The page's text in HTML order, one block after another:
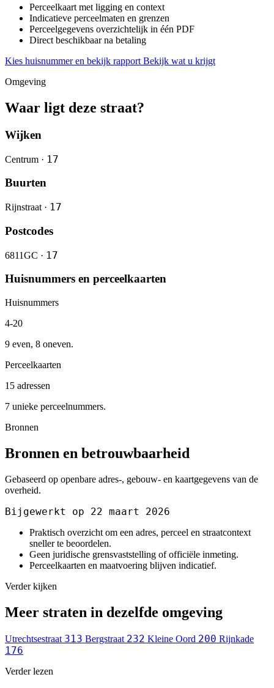
Perceelkaart met ligging en context
Indicatieve perceelmaten en grenzen
Perceelgegevens overzichtelijk in één PDF
Direct beschikbaar na betaling
Kies huisnummer en bekijk rapport Bekijk wat u krijgt
Omgeving
Waar ligt deze straat?
Wijken
Centrum · 17
Buurten
Rijnstraat · 17
Postcodes
6811GC · 17
Huisnummers en perceelkaarten
Huisnummers
4-20
9 even, 8 oneven.
Perceelkaarten
15 adressen
7 unieke perceelnummers.
Bronnen
Bronnen en betrouwbaarheid
Gebaseerd op openbare adres-, gebouw- en kaartgegevens van de
overheid.
Bijgewerkt op 22 maart 2026
Praktisch overzicht om een adres, perceel en straatcontext
sneller te beoordelen.
Geen juridische grensvaststelling of officiële inmeting.
Perceelkaarten en maatvoering blijven indicatief.
Verder kijken
Meer straten in dezelfde omgeving
Utrechtsestraat 313 Bergstraat 232 Kleine Oord 200 Rijnkade
176
Verder lezen